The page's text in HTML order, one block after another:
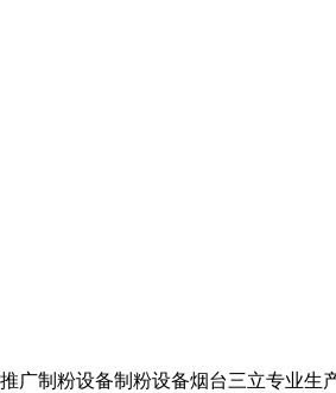
制粉设备制粉设备烟台三立专业